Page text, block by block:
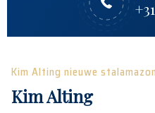
Kim Alting nieuwe
Kim Alting